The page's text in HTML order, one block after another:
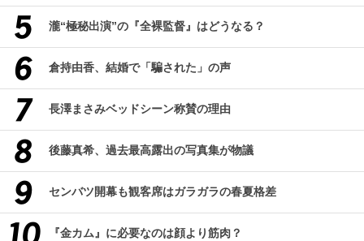
瀧“極秘出演”の『全裸監督』はどうなる？
倉持由香、結婚で「騙された」の声
長澤まさみベッドシーン称賛の理由
後藤真希、過去最高露出の写真集が物議
センバツ開幕も観客席はガラガラの春夏格差
『金カム』に必要なのは顔より筋肉？